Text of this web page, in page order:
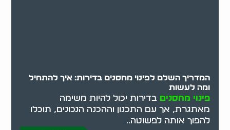
המדריך השלם לפינוי מחסנים בדירות: איך להתחיל
ומה לעשות
פינוי מחסנים בדירות יכול להיות משימה
מאתגרת, אך עם התכנון וההכנה הנכונים, תוכלו
להפוך אותה לפשוטה..